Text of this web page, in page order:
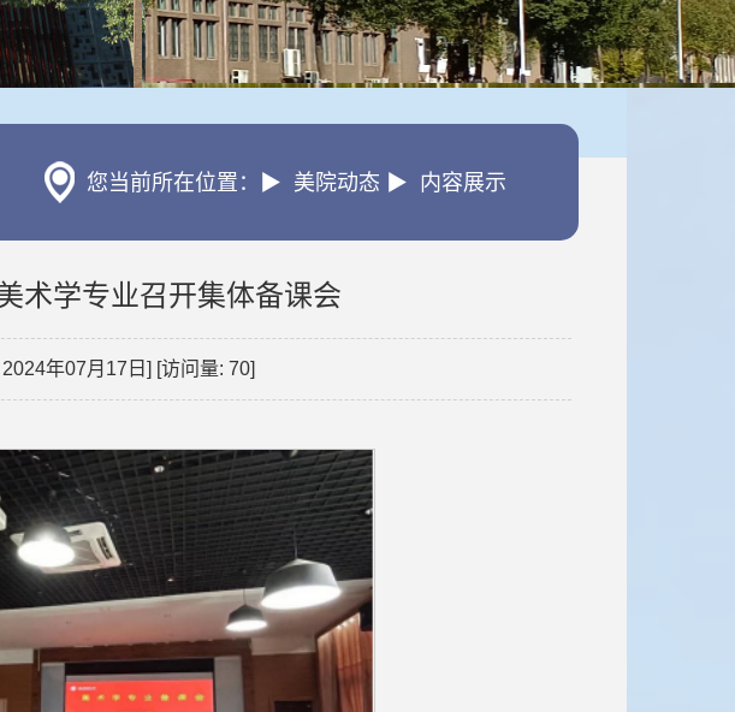
您当前所在位置：▶ 美院动态 ▶ 内容展示
术学专业召开集体备课会
年07月17日] [访问量: 70]